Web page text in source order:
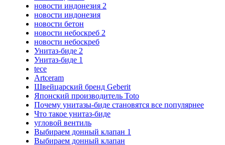
новости индонезия 2
новости индонезия
новости бетон
новости небоскреб 2
новости небоскреб
Унитаз-биде 2
Унитаз-биде 1
tece
Artceram
Швейцарский бренд Geberit
Японский производитель Toto
Почему унитазы-биде становятся все популярнее
Что такое унитаз-биде
угловой вентиль
Выбираем донный клапан 1
Выбираем донный клапан